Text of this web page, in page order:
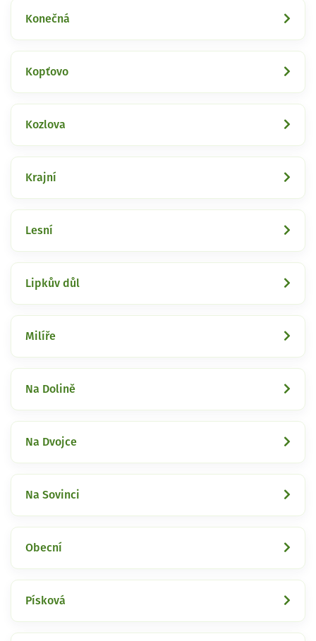
Konečná
Kopťovo
Kozlova
Krajní
Lesní
Lipkův důl
Milíře
Na Dolině
Na Dvojce
Na Sovinci
Obecní
Písková